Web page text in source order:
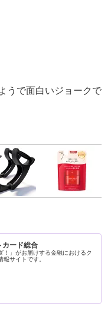
うで面白いジョークで
カード総合
！」がお届けする金融におけるク
報サイトです。